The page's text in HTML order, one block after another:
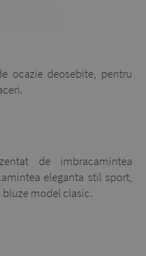
ocazie deosebite, pentru
de imbracamintea
eleganta stil sport,
model clasic.